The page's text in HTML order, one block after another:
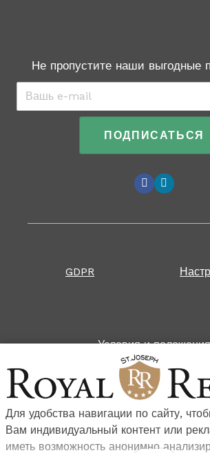
Не пропустите наши выгодные
Эл.
адрес*
ПОДПИСАТЬСЯ
GDPR
Условия и положения
Правила проживания
Для удобства навигации по сайту,
Вам индивидуальный контент или
иметь возможность анонимно